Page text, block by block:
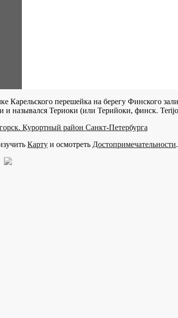
перешейка на берегу Финского
и назывался Териоки (или Терийоки, финск.
Карту и осмотреть Достопримечательности.